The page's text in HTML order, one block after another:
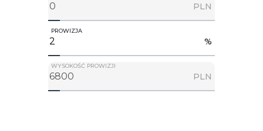
PLN
PROWIZJA
%
WYSOKOŚĆ PROWIZJI
PLN